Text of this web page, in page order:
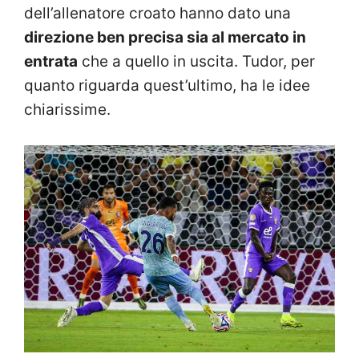
dell’allenatore croato hanno dato una
direzione ben precisa sia al mercato in
entrata che a quello in uscita. Tudor, per
quanto riguarda quest’ultimo, ha le idee
chiarissime.